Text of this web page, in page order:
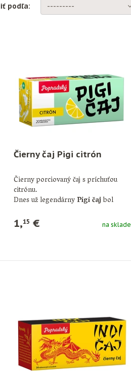
podľa: ---------
Čierny čaj Pigi citrón
Čierny porciovaný čaj s príchuťou
citrónu.
Dnes už legendárnyPigi čajbol
1,15 € na sklade